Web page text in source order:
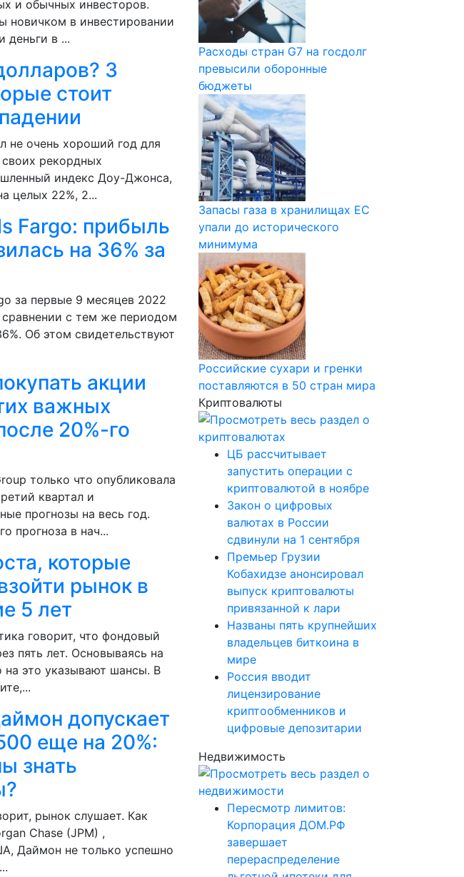
и обычных инвесторов.
новичком в инвестировании
деньги в ...
3
стоит
не очень хороший год для
рекордных
индекс Доу-Джонса,
целых 22%, 2...
Fargo: прибыль
на 36% за
за первые 9 месяцев 2022
с тем же периодом
Об этом свидетельствуют
акции
важных
20%-го
только что опубликовала
квартал и
прогнозы на весь год.
прогноза в нач...
которые
рынок в
5 лет
говорит, что фондовый
пять лет. Основываясь на
на это указывают шансы. В
допускает
еще на 20%:
знать
рынок слушает. Как
Chase (JPM) ,
Даймон не только успешно
Расходы стран G7 на госдолг
превысили оборонные
бюджеты
Запасы газа в хранилищах ЕС
упали до исторического
минимума
Российские сухари и гренки
поставляются в 50 стран мира
Криптовалюты
ЦБ рассчитывает
запустить операции с
криптовалютой в ноябре
Закон о цифровых
валютах в России
сдвинули на 1 сентября
Премьер Грузии
Кобахидзе анонсировал
выпуск криптовалюты
привязанной к лари
Названы пять крупнейших
владельцев биткоина в
мире
Россия вводит
лицензирование
криптообменников и
цифровые депозитарии
Недвижимость
Пересмотр лимитов:
Корпорация ДОМ.РФ
завершает
перераспределение